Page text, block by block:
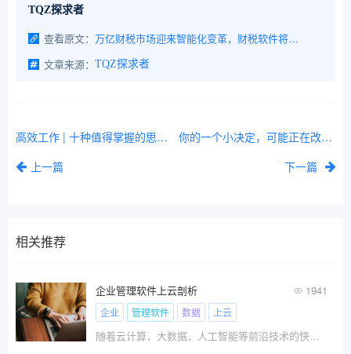
TQZ探求者
查看原文：
万亿财税市场迎来智能化变革，财税软件将如何重塑企业未来？
文章来源： TQZ探求者
高效工作 | 十种值得掌握的思考方式
上一篇
你的一个小决定，可能正在改变整个世界
下一篇
相关推荐
企业管理软件上云剖析 1941
企业 管理软件 数据 上云
随着云计算，大数据，人工智能等前沿技术的快速发展，给人们的生活带来了天翻复地的变化，特别对企业由传统经济向数字化经济转变起到了推动作用，同时为企业的二次转型升级和持续发展赋能。